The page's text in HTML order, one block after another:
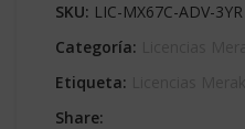
SKU: LIC-MX67C-ADV-3YR
Categoría:
Etiqueta:
Share: